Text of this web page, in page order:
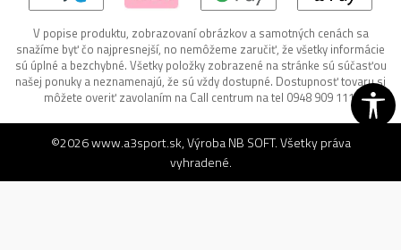
V popise produktu, zobrazovaní obrázkov a samotných cenách sa
snažíme byť čo najpresnejší, no nemôžeme zaručiť, že všetky informácie
sú úplné a bezchybné. Všetky položky zobrazené na stránke sú súčasťou
našej ponuky a neznamenajú, že sú vždy dostupné. Dostupnosť tovaru si
môžete overiť zavolaním na Call centrum na tel 0948 909 111.
©2026www.a3sport.sk, VýrobaNB SOFT. Všetky práva
vyhradené.